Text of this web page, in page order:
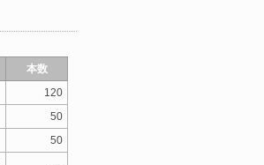
本数
120
50
50